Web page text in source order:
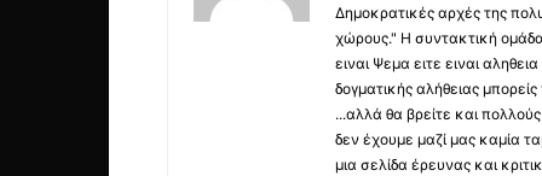
Δημοκρατικές αρχές της
χώρους." Η συντακτική
ειναι Ψεμα ειτε ειναι
δογματικής αλήθειας
...αλλά θα βρείτε και
δεν έχουμε μαζί μας καμία
μια σελίδα έρευνας και